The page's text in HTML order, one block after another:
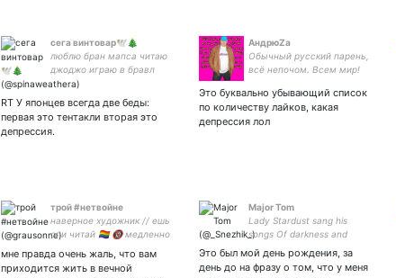
сега винтовар🕊️🎄
люблю бран мапса читаю
джоджо играю в бравл
старс пишу о своей жизни
хуета присутствуют
ссылка на второй акк ниже
RT У японцев всегда две беды:
первая это тентакли вторая это
депрессия.
АндрюZа
Обычный русский парень,
всё непочом. Всем мир!
укропам!
Это буквально убывающий список
по количеству лайков, какая
депрессия лол
трой #нетвойне
наверное художник // ешь
спи читай 🏳️‍🌈 🔞 медленно
жанра хоррор /
#нетвойнесУкраиной
мне правда очень жаль, что вам
приходится жить в вечной
Major Tom
Lady Stardust sang his
songs Of darkness and
dismay. ✨ Cosplay support:
5469 5200 1759 8616 ✨ ✨
Это был мой день рождения, за
день до на фразу о том, что у меня